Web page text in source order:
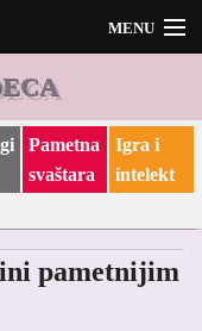
MENU
Pametna
svaštara
Igra i
intelekt
pametnijim